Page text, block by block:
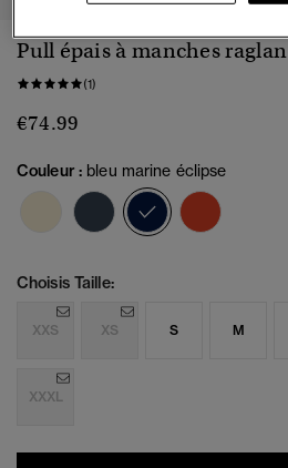
Pull épais à manches raglan
(1)
€74.99
Couleur : bleu marine éclipse
sélectionné
Choisis Taille:
XXS XS S M
XXXL